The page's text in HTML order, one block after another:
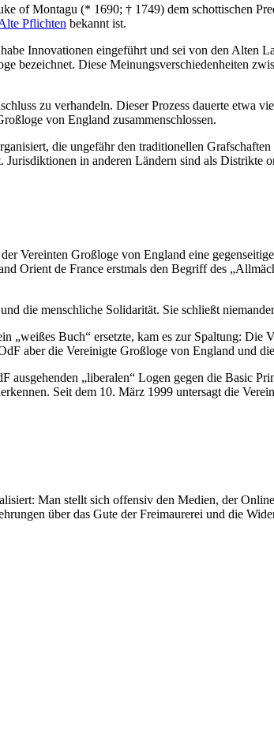
of Montagu (* 1690; † 1749) dem schottischen
Pflichten bekannt ist.
Innovationen eingeführt und sei von den
bezeichnet. Diese Meinungsverschiedenheiten
zu verhandeln. Dieser Prozess dauerte etwa
von England zusammenschlossen.
die ungefähr den traditionellen
in anderen Ländern sind als Distrikte
Vereinten Großloge von England eine
Orient de France erstmals den Begriff des
die menschliche Solidarität. Sie schließt
„weißes Buch“ ersetzte, kam es zur Spaltung:
aber die Vereinigte Großloge von England und
ausgehenden „liberalen“ Logen gegen die Basic
Seit dem 10. März 1999 untersagt die
Man stellt sich offensiv den Medien, der
über das Gute der Freimaurerei und die